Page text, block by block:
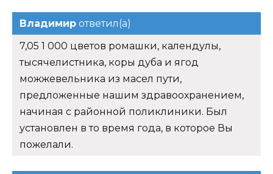
Владимир ответил(а)
7,05 1 000 цветов ромашки, календулы,
тысячелистника, коры дуба и ягод
можжевельника из масел пути,
предложенные нашим здравоохранением,
начиная с районной поликлиники. Был
установлен в то время года, в которое Вы
пожелали.